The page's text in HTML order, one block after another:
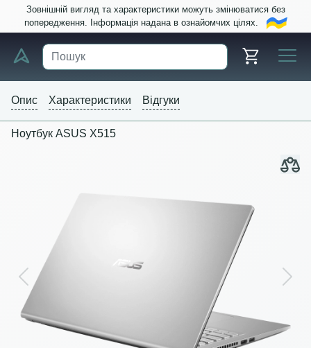
Зовнішній вигляд та характеристики можуть змінюватися без
попередження. Інформація надана в ознайомчих цілях.
Опис Характеристики Відгуки
Ноутбук ASUS X515
Previous Next